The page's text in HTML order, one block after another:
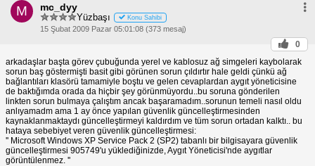
M mc_dyy
Yüzbaşı Konu Sahibi
15 Şubat 2009 Pazar 05:01:08 (373 mesaj)
0
arkadaşlar başta görev çubuğunda yerel ve kablosuz ağ simgeleri kaybolarak
sorun baş göstermişti basit gibi görünen sorun çıldırtır hale geldi çünkü ağ
bağlantıları klasörü tamamiyle boştu ve gelen cevaplardan aygıt yöneticisine
de baktığımda orada da hiçbir şey görünmüyordu..bu soruna gönderilen
linkten sorun bulmaya çalıştım ancak başaramadım..sorunun temeli nasıl oldu
anlıyamadm ama 1 ay önce yapılan güvenlik güncelleştirmesinden
kaynaklanmaktaydı güncelleştirmeyi kaldırdım ve tüm sorun ortadan kalktı.. bu
hataya sebebiyet veren güvenlik güncelleştirmesi:
'' Microsoft Windows XP Service Pack 2 (SP2) tabanlı bir bilgisayara güvenlik
güncelleştirmesi 905749'u yüklediğinizde, Aygıt Yöneticisi'nde aygıtlar
görüntülenmez. ''